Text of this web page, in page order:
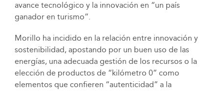
avance tecnológico y la innovación en “un país
ganador en turismo”.
Morillo ha incidido en la relación entre innovación y
sostenibilidad, apostando por un buen uso de las
energías, una adecuada gestión de los recursos o la
elección de productos de “kilómetro 0” como
elementos que confieren “autenticidad” a la